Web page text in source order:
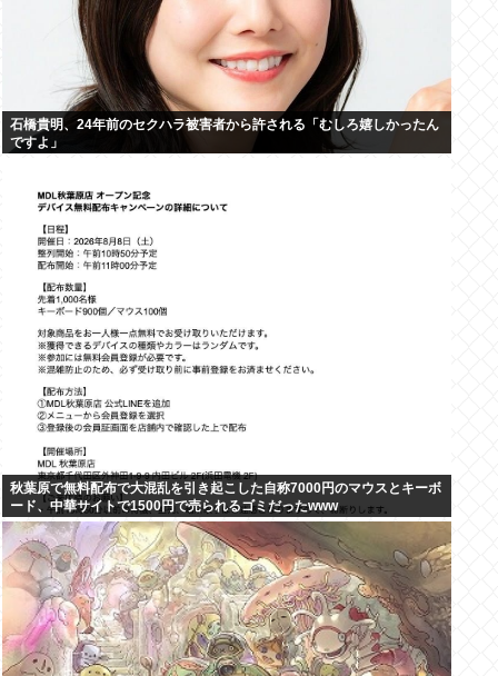
石橋貴明、24年前のセクハラ被害者から許される「むしろ嬉しかったん
ですよ」
秋葉原で無料配布で大混乱を引き起こした自称7000円のマウスとキーボ
ード、中華サイトで1500円で売られるゴミだったwww